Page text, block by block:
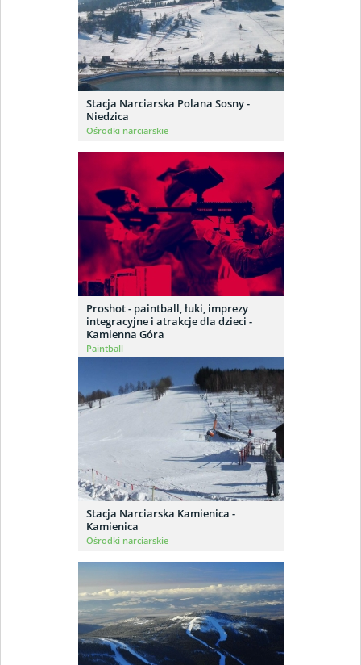
Stacja Narciarska Polana Sosny -
Niedzica
Ośrodki narciarskie
Proshot - paintball, łuki, imprezy
integracyjne i atrakcje dla dzieci -
Kamienna Góra
Paintball
Stacja Narciarska Kamienica -
Kamienica
Ośrodki narciarskie